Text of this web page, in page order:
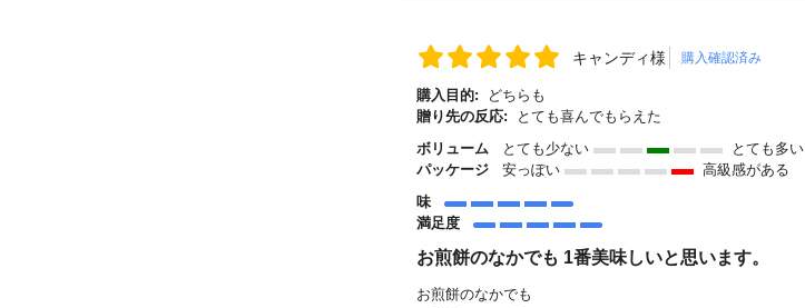
キャンディ様 購入確認済み
購入目的:
どちらも
贈り先の反応:
とても喜んでもらえた
ボリューム
とても少ない
とても多い
パッケージ
安っぽい
高級感がある
味
満足度
お煎餅のなかでも 1番美味しいと思います。
お煎餅のなかでも